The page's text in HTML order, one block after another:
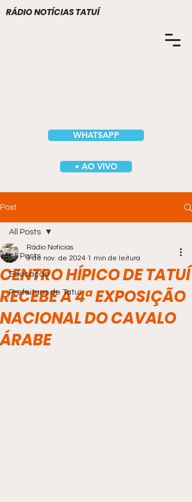
WHATSAPP
RÁDIO NOTÍCIAS TATUÍ
• AO VIVO
Post
All Posts
Educação
Prefeitura de Tatuí
All Posts
CENTRO HÍPICO DE TATUÍ
RECEBE A 4ª EXPOSIÇÃO
NACIONAL DO CAVALO
ÁRABE
Rádio Notícias
9 de nov. de 2024 1 min de leitura